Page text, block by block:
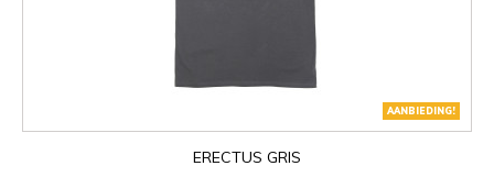
AANBIEDING!
ERECTUS GRIS